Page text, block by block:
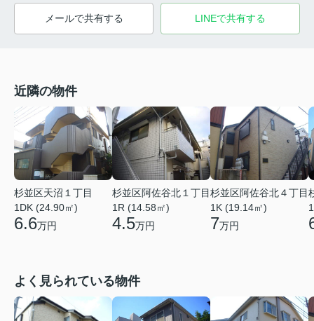
メールで共有する LINEで共有する
近隣の物件
杉並区天沼１丁目
1DK (24.90㎡)
6.6万円
杉並区阿佐谷北１丁目
1R (14.58㎡)
4.5万円
杉並区阿佐谷北４丁目
1K (19.14㎡)
7万円
よく見られている物件